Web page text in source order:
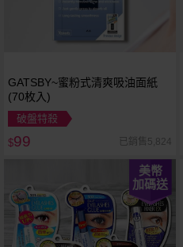
GATSBY~蜜粉式清爽吸油面紙
(70枚入)
破盤特殺
$99 已銷售5,824
美幣
加碼送